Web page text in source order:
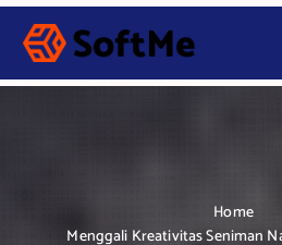
S
p
Home
Menggali Kreativitas Seniman